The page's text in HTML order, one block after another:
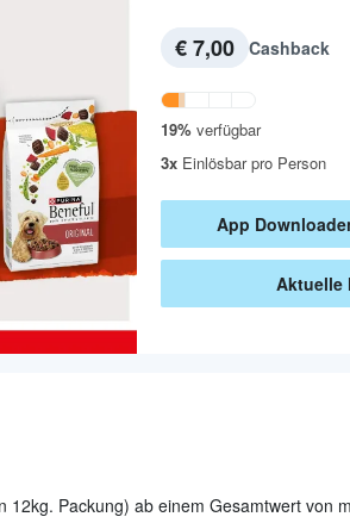
€ 7,00 Cashback
19% verfügbar
3x Einlösbarpro Person
App
Aktuelle
Packung) ab einem Gesamtwert von